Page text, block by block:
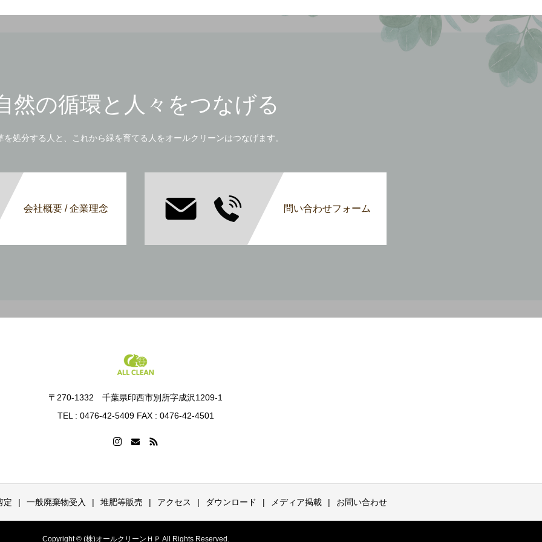
然の循環と人々をつなげる
を処分する人と、これから緑を育てる人をオールクリーンはつなげます。
会社概要 / 企業理念 問い合わせフォーム
〒270-1332 千葉県印西市別所字成沢1209-1
TEL : 0476-42-5409 FAX : 0476-42-4501
定 一般廃棄物受入 堆肥等販売 アクセス ダウンロード メディア掲載 お問い合わせ
Copyright © (株)オールクリーンＨＰ All Rights Reserved.